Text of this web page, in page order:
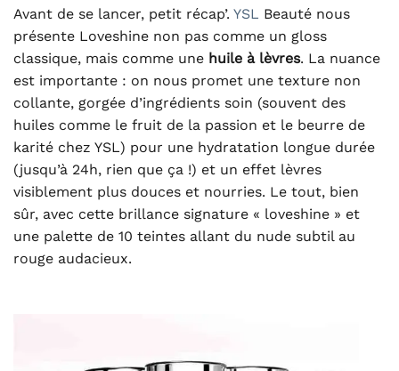
Avant de se lancer, petit récap’. YSL Beauté nous
présente Loveshine non pas comme un gloss
classique, mais comme une huile à lèvres. La nuance
est importante : on nous promet une texture non
collante, gorgée d’ingrédients soin (souvent des
huiles comme le fruit de la passion et le beurre de
karité chez YSL) pour une hydratation longue durée
(jusqu’à 24h, rien que ça !) et un effet lèvres
visiblement plus douces et nourries. Le tout, bien
sûr, avec cette brillance signature « loveshine » et
une palette de 10 teintes allant du nude subtil au
rouge audacieux.